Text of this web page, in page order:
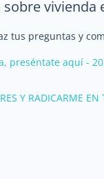
vivienda
tus preguntas y
preséntate aquí -
Y RADICARME